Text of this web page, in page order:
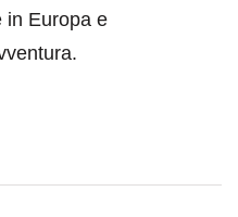
in Europa e